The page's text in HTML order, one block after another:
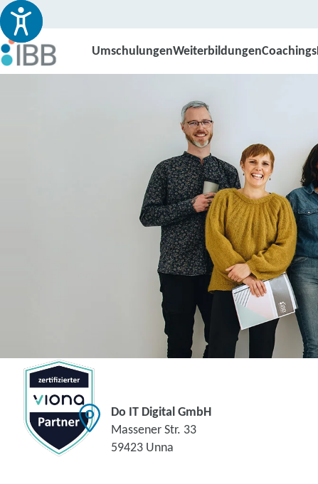
UmschulungenWeiterbildungenCoachings
Do IT Digital GmbH
Massener Str. 33
59423 Unna